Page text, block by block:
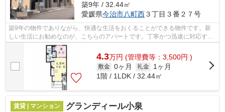
築9年 / 32.44㎡
愛媛県今治市八町西３丁目３番２７号
築9年の物件でありながら、快適な生活をおくることができる物件です。新
しい生活にお勧めなのが、こちらのアパートです。丁寧かつ迅速に対応する
事がモットーの当社なら、きっと満足し...
4.3万円 (管理費等：3,500円 )
敷金 0ヶ月 礼金
1ヶ月
1階 / 1LDK / 32.44㎡
賃貸 | マンション グランディール小泉